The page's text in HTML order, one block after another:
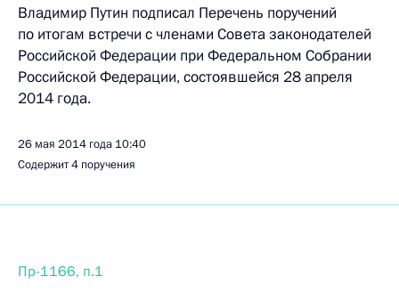
Владимир Путин подписал Перечень поручений
по итогам встречи с членами Совета законодателей
Российской Федерации при Федеральном Собрании
Российской Федерации, состоявшейся 28 апреля
2014 года.
26 мая 2014 года 10:40
Содержит 4 поручения
Пр-1166, п.1